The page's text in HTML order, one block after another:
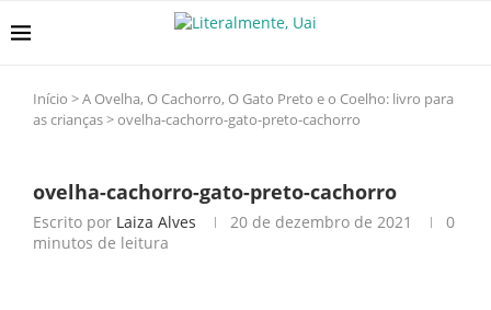
Início >A Ovelha, O Cachorro, O Gato Preto e o Coelho: livro para
as crianças>ovelha-cachorro-gato-preto-cachorro
ovelha-cachorro-gato-preto-cachorro
Escrito por Laiza Alves 20 de dezembro de 2021
0
minutos de leitura